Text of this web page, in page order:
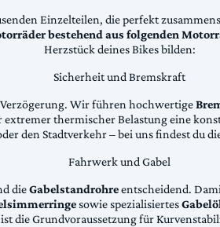
Einzelteilen, die perfekt
bestehend aus folgenden
Herzstück deines Bikes bilden:
Sicherheit und Bremskraft
Wir führen hochwertige
extremer thermischer Belastung eine
den Stadtverkehr – bei uns findest du
Fahrwerk und Gabel
dieGabelstandrohreentscheidend.
sowie spezialisiertes
ist die Grundvoraussetzung für